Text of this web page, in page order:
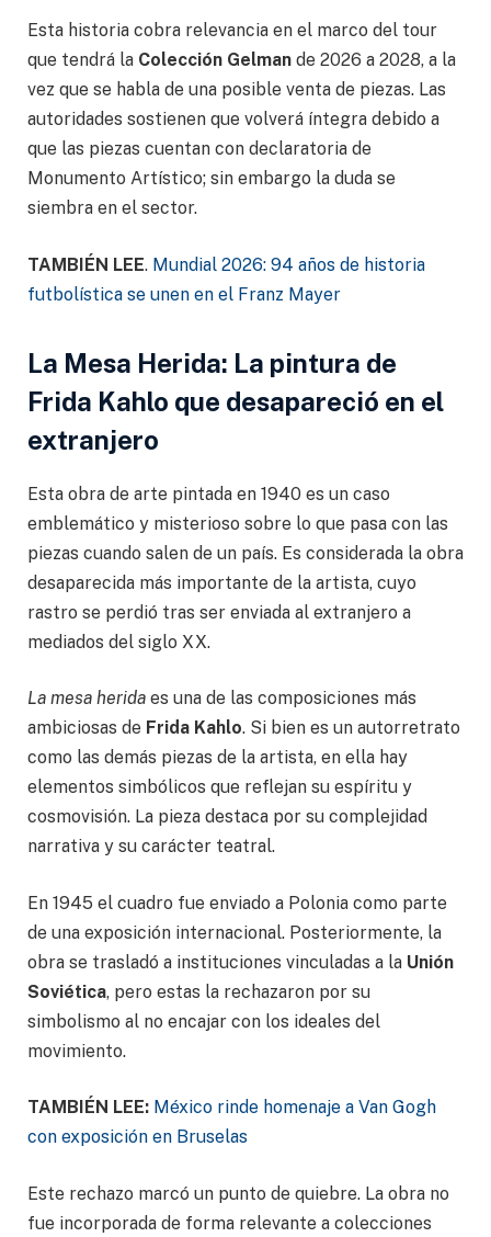
Esta historia cobra relevancia en el marco del tour
que tendrá la Colección Gelman de 2026 a 2028, a la
vez que se habla de una posible venta de piezas. Las
autoridades sostienen que volverá íntegra debido a
que las piezas cuentan con declaratoria de
Monumento Artístico; sin embargo la duda se
siembra en el sector.
TAMBIÉN LEE. Mundial 2026: 94 años de historia
futbolística se unen en el Franz Mayer
La Mesa Herida: La pintura de
Frida Kahlo que desapareció en el
extranjero
Esta obra de arte pintada en 1940 es un caso
emblemático y misterioso sobre lo que pasa con las
piezas cuando salen de un país. Es considerada la obra
desaparecida más importante de la artista, cuyo
rastro se perdió tras ser enviada al extranjero a
mediados del siglo XX.
La mesa herida es una de las composiciones más
ambiciosas de Frida Kahlo. Si bien es un autorretrato
como las demás piezas de la artista, en ella hay
elementos simbólicos que reflejan su espíritu y
cosmovisión. La pieza destaca por su complejidad
narrativa y su carácter teatral.
En 1945 el cuadro fue enviado a Polonia como parte
de una exposición internacional. Posteriormente, la
obra se trasladó a instituciones vinculadas a la Unión
Soviética, pero estas la rechazaron por su
simbolismo al no encajar con los ideales del
movimiento.
TAMBIÉN LEE: México rinde homenaje a Van Gogh
con exposición en Bruselas
Este rechazo marcó un punto de quiebre. La obra no
fue incorporada de forma relevante a colecciones